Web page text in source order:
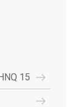
15